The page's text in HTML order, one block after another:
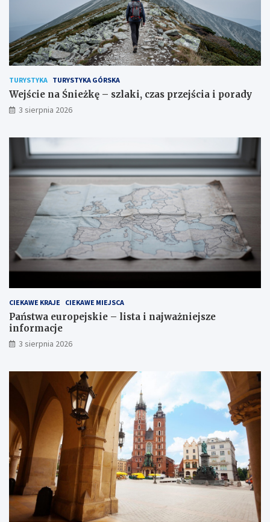
TURYSTYKA TURYSTYKA GÓRSKA
Wejście na Śnieżkę – szlaki, czas przejścia i porady
3 sierpnia 2026
CIEKAWE KRAJE CIEKAWE MIEJSCA
Państwa europejskie – lista i najważniejsze
informacje
3 sierpnia 2026